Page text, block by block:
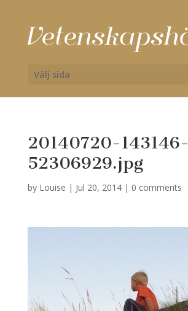
Välj sida
20140720-143146-
52306929.jpg
by Louise | Jul 20, 2014| 0 comments